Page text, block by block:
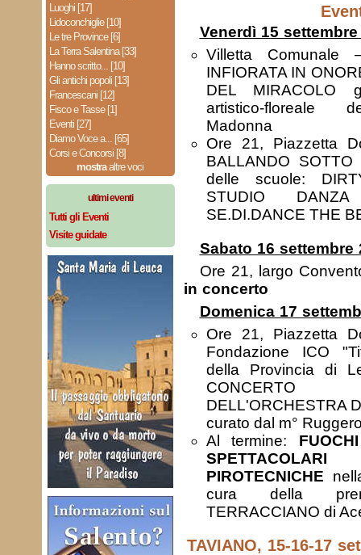
Luoghi [17]
Lidoconchiglie [10]
Le tre Province [6]
La Terra Salentina [33]
Hanno scritto... [10]
Gli antichi popoli [13]
Francescani [12]
Fisco e Tasse [1]
Eventi [27]
Diamo Voce a... [65]
Corsi e Concorsi [8]
mostraaltre voci
ultimi eventi
Tutti gli Eventi
Visite guidate
Venerdì 15 settembre
Villetta Comunale
INFIORATA IN
DEL MIRACOLO
artistico-floreale
Madonna
Ore 21, Piazzetta
BALLANDO
delle scuole:
STUDIO
SE.DI.DANCE THE
Sabato 16 settembre
Ore 21, largo
in concerto
Domenica 17
Ore 21, Piazzetta
Fondazione ICO
della Provincia di
CONCERTO
DELL'ORCHESTRA
curato dal m°
Al termine:
PIROTECNICHE
cura della
TERRACCIANO di
TAVIANO, 15-16-17